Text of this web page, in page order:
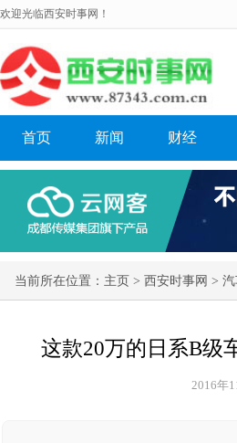
欢迎光临西安时事网！
首页 新闻 财经
当前所在位置： 主页 > 西安时事网 >
这款20万的日系B级
2016年